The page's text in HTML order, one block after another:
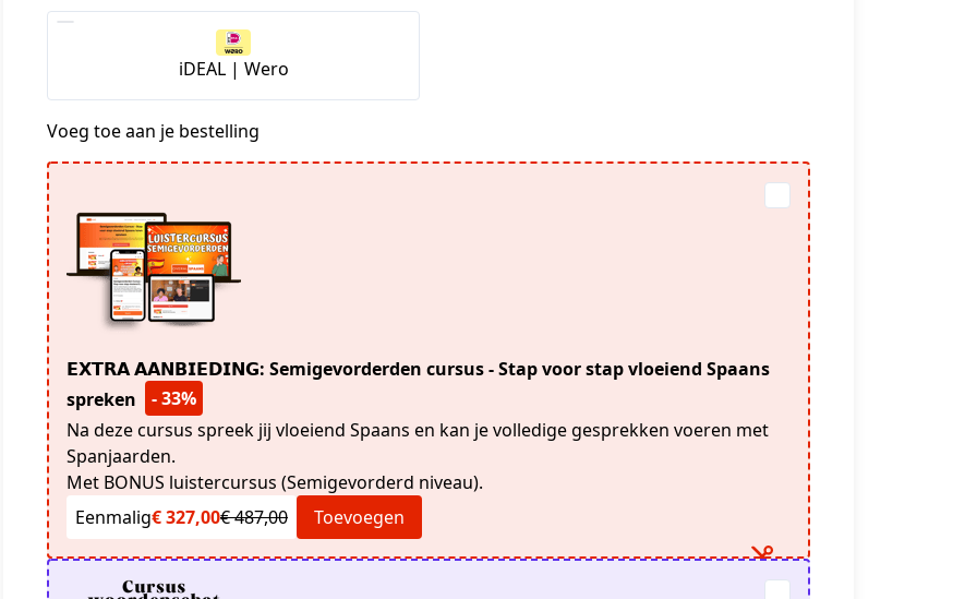
iDEAL | Wero
Voeg toe aan je bestelling
𝗘𝗫𝗧𝗥𝗔 𝗔𝗔𝗡𝗕𝗜𝗘𝗗𝗜𝗡𝗚: Semigevorderden cursus - Stap voor stap vloeiend Spaans
spreken
- 33%
Na deze cursus spreek jij vloeiend Spaans en kan je volledige gesprekken voeren met
Spanjaarden.
Met BONUS luistercursus (Semigevorderd niveau).
Eenmalig€ 327,00€ 487,00 Toevoegen